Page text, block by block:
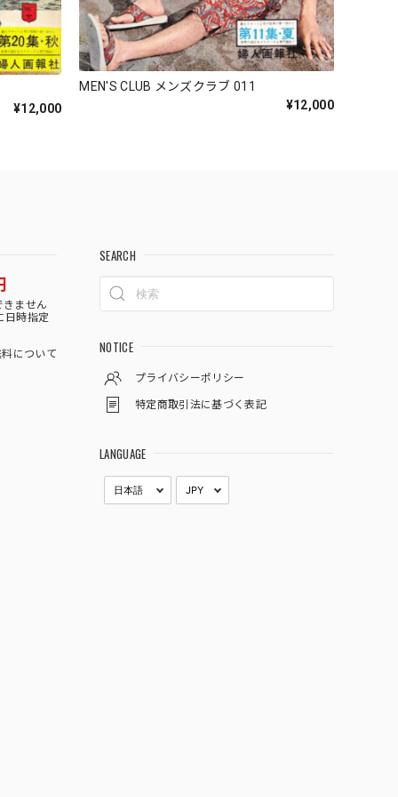
¥12,000
MEN'S CLUB メンズクラブ 011
¥12,000
きません
日時指定
について
SEARCH
NOTICE
プライバシーポリシー
特定商取引法に基づく表記
LANGUAGE